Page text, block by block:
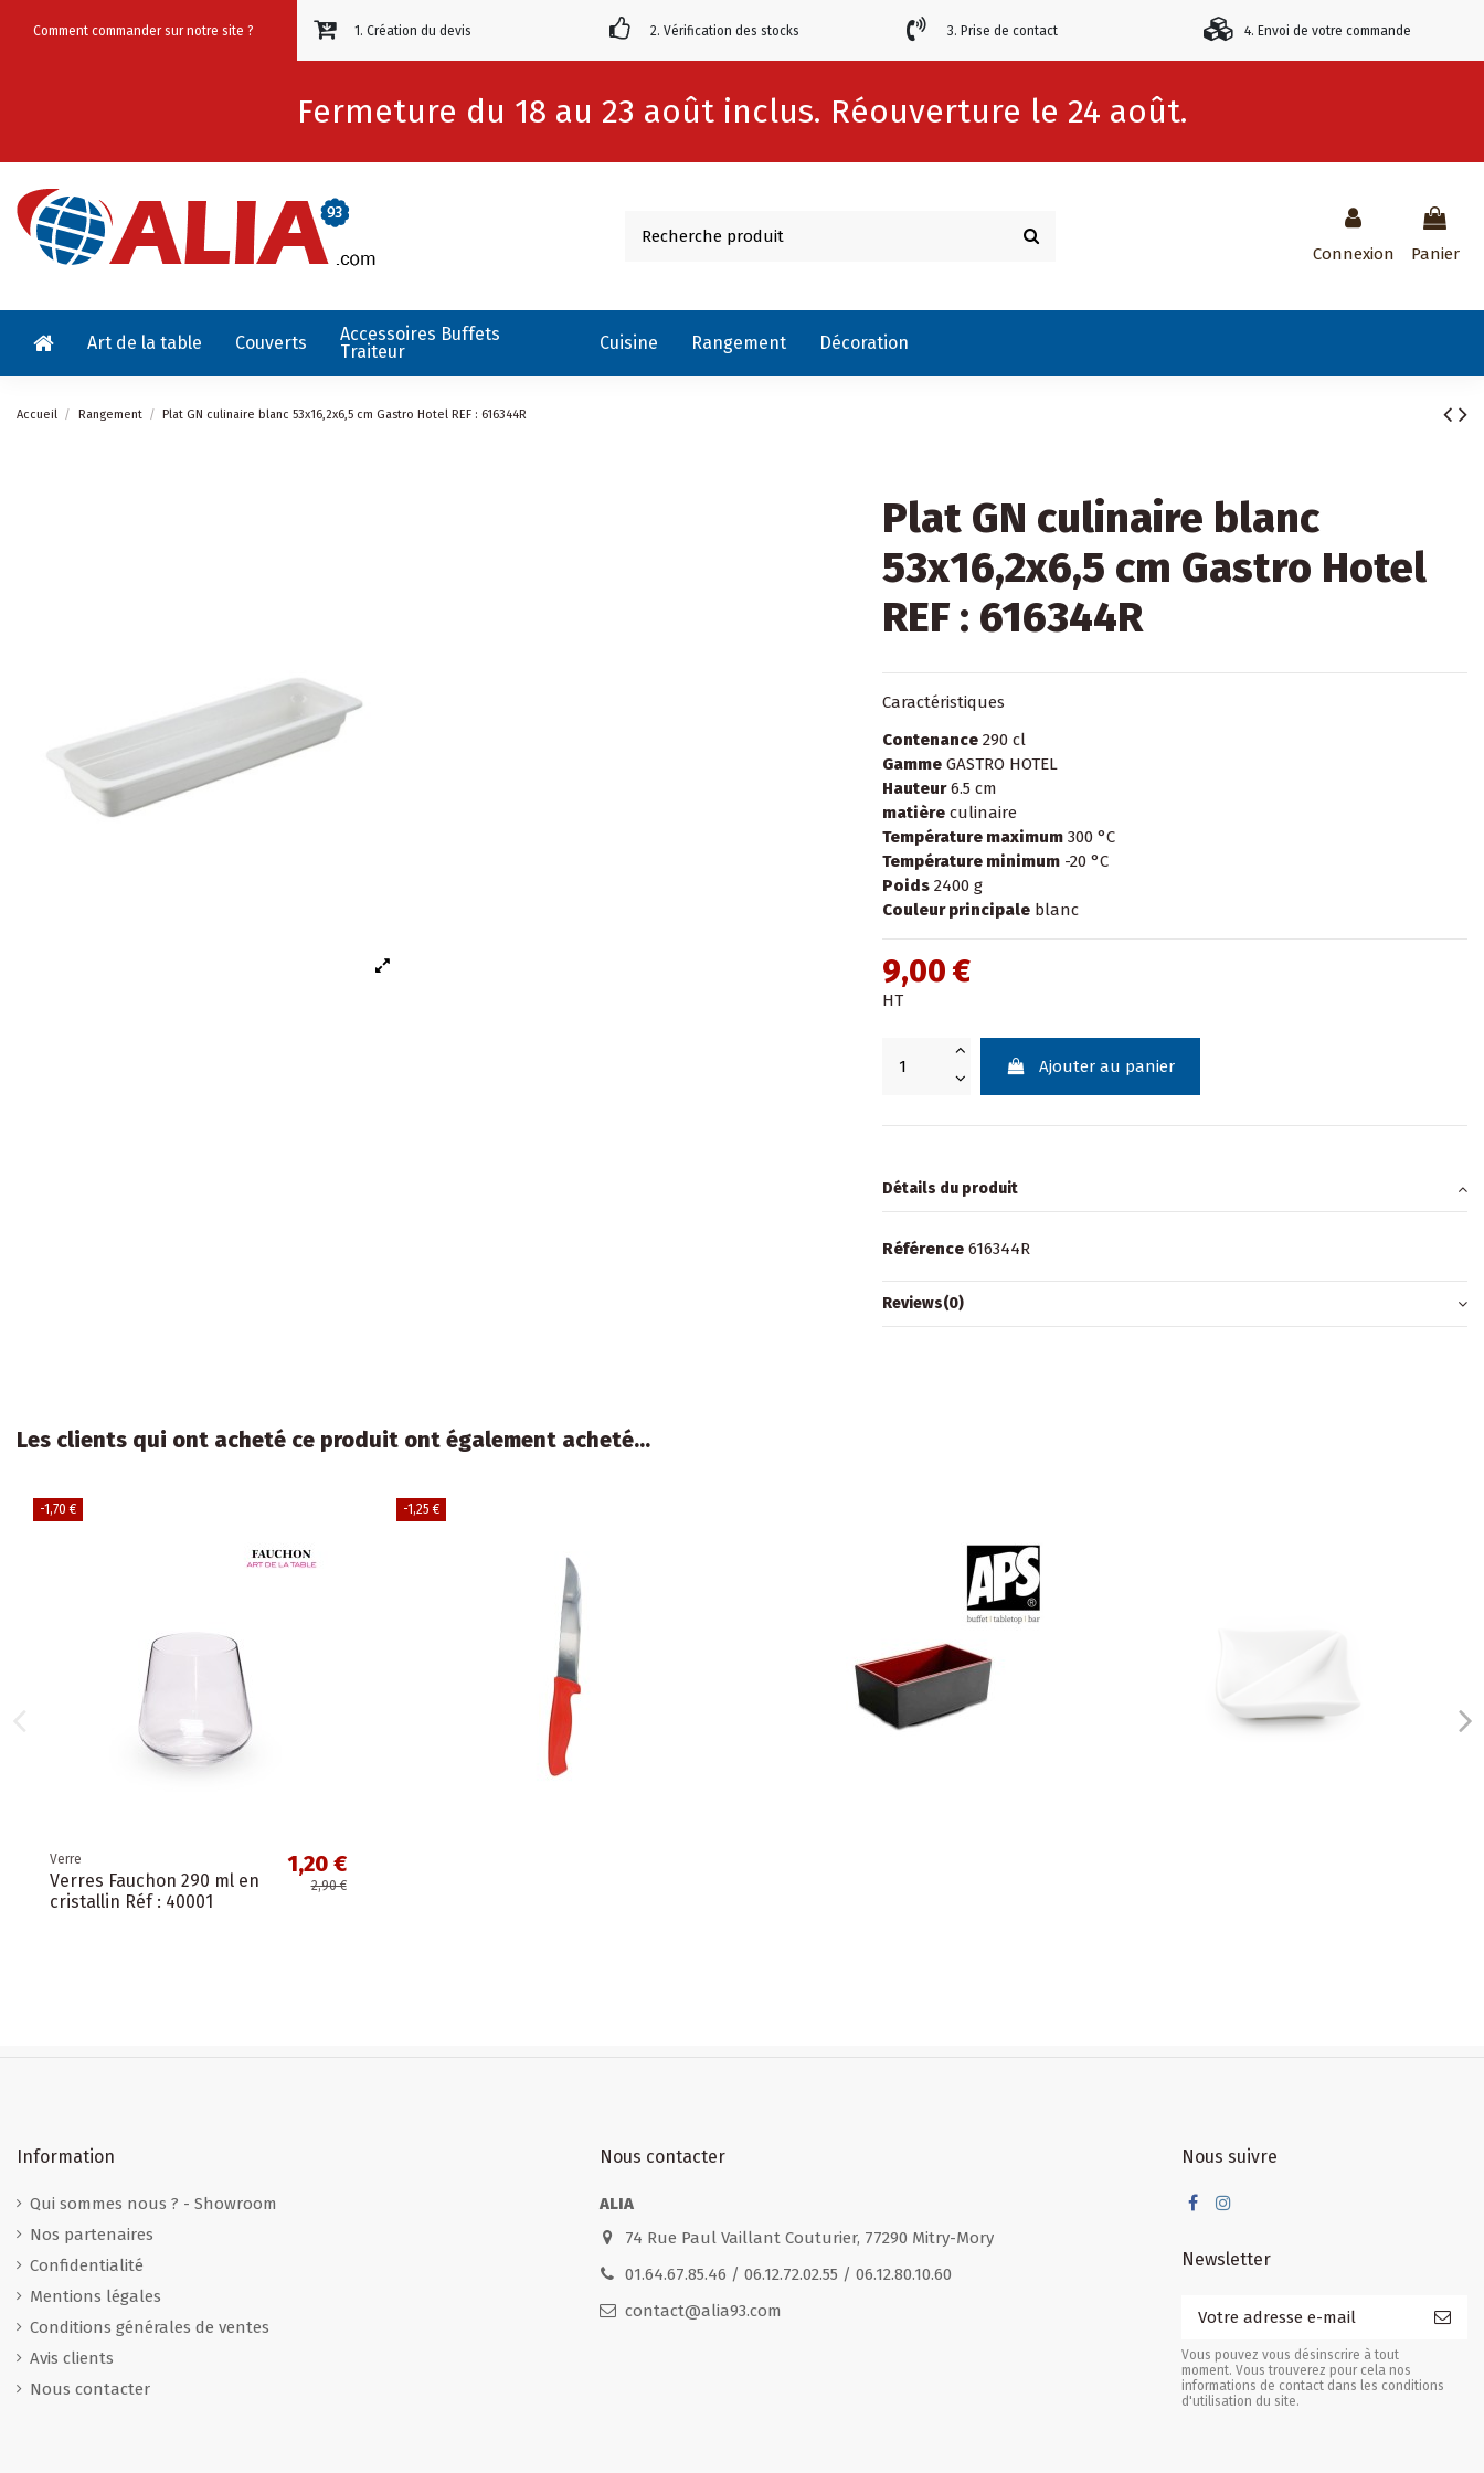
Comment commander sur notre site ? 1. Création du devis 2. Vérification des stocks 3. Prise de contact 4. Envoi de votre commande
Fermeture du 18 au 23 août inclus. Réouverture le 24 août.
Connexion Panier
Art de la table Couverts
Accessoires Buffets
Traiteur
Cuisine Rangement Décoration
Accueil Rangement Plat GN culinaire blanc 53x16,2x6,5 cm Gastro Hotel REF : 616344R
Plat GN culinaire blanc
53x16,2x6,5 cm Gastro Hotel
REF : 616344R
Caractéristiques
Contenance290 cl
GammeGASTRO HOTEL
Hauteur6.5 cm
matièreculinaire
Température maximum300 °C
Température minimum-20 °C
Poids2400 g
Couleur principaleblanc
9,00 €
HT
Ajouter au panier
Détails du produit
Référence 616344R
Reviews(0)
Les clients qui ont acheté ce produit ont également acheté...
-1,70 €
Verre
Verres Fauchon 290 ml en
cristallin Réf : 40001
1,20 €
2,90 €
-1,25 €
Information
Qui sommes nous ? - Showroom
Nos partenaires
Confidentialité
Mentions légales
Conditions générales de ventes
Avis clients
Nous contacter
Nous contacter
ALIA
74 Rue Paul Vaillant Couturier, 77290 Mitry-Mory
01.64.67.85.46 / 06.12.72.02.55 / 06.12.80.10.60
contact@alia93.com
Nous suivre
Newsletter
Vous pouvez vous désinscrire à tout
moment. Vous trouverez pour cela nos
informations de contact dans les conditions
d'utilisation du site.